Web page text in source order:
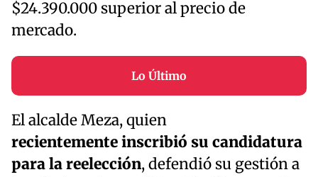
$24.390.000 superior al precio de
mercado.
Lo Último
El alcalde Meza, quien
recientemente inscribió su candidatura
para la reelección, defendió su gestión a